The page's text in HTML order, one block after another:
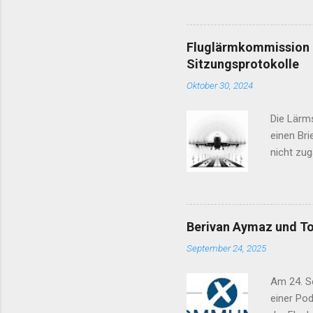
vor
Jahr
B90/ Die
Sitzungsprotokolle
Oktober 30, 2024
Die
einen
nicht
durch
Berivan Aymaz und
September 24, 2025
Am 24.
einer